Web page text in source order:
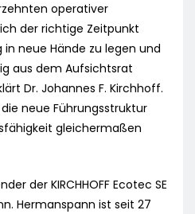
operativer
der richtige Zeitpunkt
neue Hände zu legen und
aus dem Aufsichtsrat
Dr. Johannes F. Kirchhoff.
neue Führungsstruktur
gleichermaßen
der KIRCHHOFF Ecotec SE
Hermanspann ist seit 27